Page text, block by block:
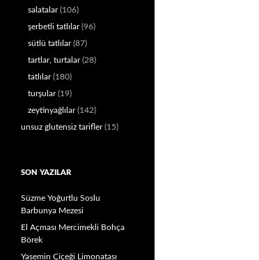
salatalar(106)
şerbetli tatlılar(96)
sütlü tatlılar(87)
tartlar, turtalar(28)
tatlılar(180)
turşular(19)
zeytinyağlılar(142)
unsuz glutensiz tarifler(15)
SON YAZILAR
Süzme Yoğurtlu Soslu
Barbunya Mezesi
El Açması Mercimekli Bohça
Börek
Yasemin Çiçeği Limonatası